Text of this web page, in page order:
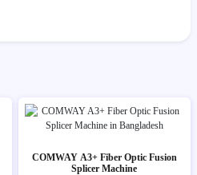
COMWAY A3+ Fiber Optic Fusion
Splicer Machine